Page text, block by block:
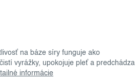
na báze síry funguje ako
vyrážky, upokojuje pleť a predchádza
informácie